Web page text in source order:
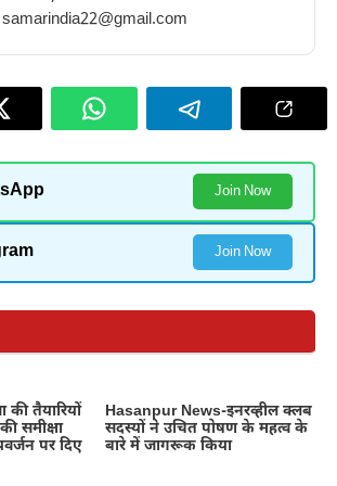
samarindia22@gmail.com
Join Now
Join Now
की तैयारियों
समीक्षा
पर दिए
Hasanpur News-इनरव्हील क्लब
सदस्यों ने उचित पोषण के महत्व के
बारे में जागरूक किया